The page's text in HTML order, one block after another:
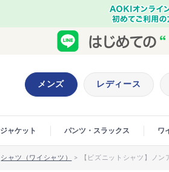
メンズ レディース
ジャケット パンツ・スラックス ワ
シャツ（ワイシャツ） > 【ビズニットシャツ】ノ